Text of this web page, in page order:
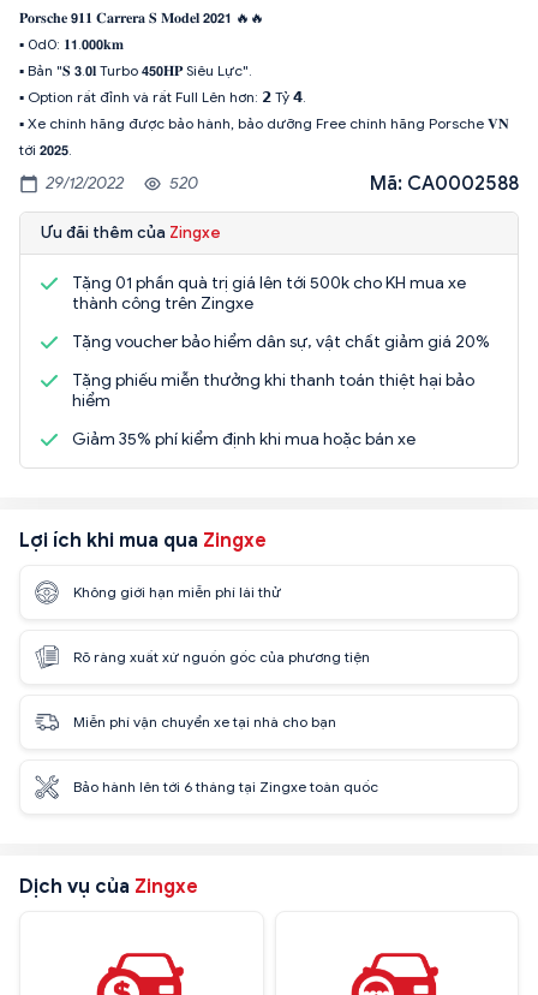
𝐏𝐨𝐫𝐬𝐜𝐡𝐞 𝟵𝟏𝟏 𝐂𝐚𝐫𝐫𝐞𝐫𝐚 𝐒 𝐌𝐨𝐝𝐞𝐥 𝟮𝟬𝟮𝟭 🔥🔥
▪ 0d0: 𝟏𝟭.𝟬𝟬𝟬𝐤𝐦
▪ Bản ''𝐒 𝟯.𝟬𝐥 Turbo 𝟰𝟱𝟬𝐇𝐏 Siêu Lực".
▪ Option rất đỉnh và rất Full Lên hơn: 𝟮 Tỷ 𝟰.
▪ Xe chính hãng được bảo hành, bảo dưỡng Free chính hãng Porsche 𝐕𝐍
29/12/2022 520 Mã: CA0002588
Ưu đãi thêm của Zingxe
Tặng 01 phần quà trị giá lên tới 500k cho KH mua xe
thành công trên Zingxe
Tặng voucher bảo hiểm dân sự, vật chất giảm giá 20%
Tặng phiếu miễn thưởng khi thanh toán thiệt hại bảo
hiểm
Giảm 35% phí kiểm định khi mua hoặc bán xe
Lợi ích khi mua qua Zingxe
Không giới hạn miễn phí lái thử
Rõ ràng xuất xứ nguồn gốc của phương tiện
Miễn phí vận chuyển xe tại nhà cho bạn
Bảo hành lên tới 6 tháng tại Zingxe toàn quốc
Dịch vụ của Zingxe